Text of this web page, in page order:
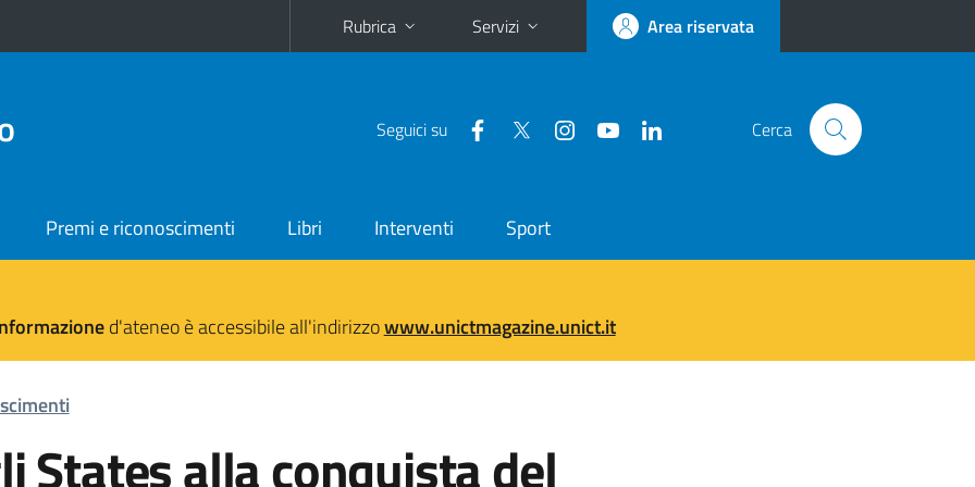
Rubrica Servizi Area riservata
Seguici su Cerca
Premi e riconoscimenti Libri Interventi Sport
d'ateneo è accessibile all'indirizzowww.unictmagazine.unict.it
States alla conquista del